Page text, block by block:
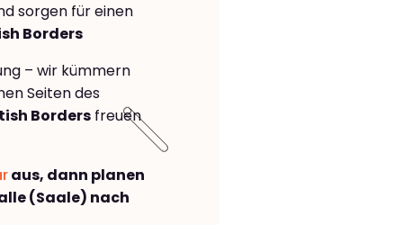
sorgen für einen
Borders
– wir kümmern
Seiten des
Borders freuen
aus, dann planen
(Saale) nach